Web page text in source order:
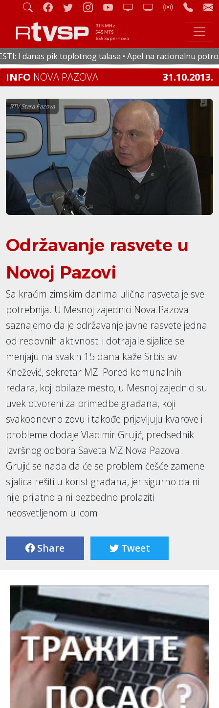
91.5 MHz
545 MTS
655 Supernova
I danas pik toplotnog talasa • Apel na racionalnu
INFO NOVA PAZOVA 31.10.2013.
RTV Stara Pazova
Održavanje rasvete u
Novoj Pazovi
Sa kraćim zimskim danima ulična rasveta je sve
potrebnija. U Mesnoj zajednici Nova Pazova
saznajemo da je održavanje javne rasvete jedna
od redovnih aktivnosti i dotrajale sijalice se
menjaju na svakih 15 dana kaže Srbislav
Knežević, sekretar MZ. Pored komunalnih
redara, koji obilaze mesto, u Mesnoj zajednici su
uvek otvoreni za primedbe građana, koji
svakodnevno zovu i takođe prijavljuju kvarove i
probleme dodaje Vladimir Grujić, predsednik
Izvršnog odbora Saveta MZ Nova Pazova.
Grujić se nada da će se problem češće zamene
sijalica rešiti u korist građana, jer sigurno da ni
nije prijatno a ni bezbedno prolaziti
neosvetljenom ulicom.
Share Tweet